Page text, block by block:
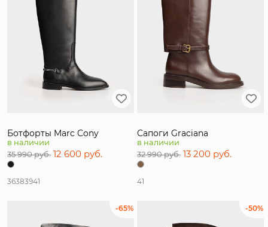
Ботфорты Marc Cony
в наличии
35 990 руб. 12 600 руб.
36383941
Сапоги Graciana
в наличии
32 990 руб. 13 200 руб.
41
-65% -50%